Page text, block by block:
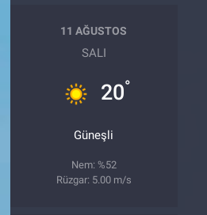
11 AĞUSTOS
SALI
20°
Güneşli
Nem: %52
Rüzgar: 5.00 m/s